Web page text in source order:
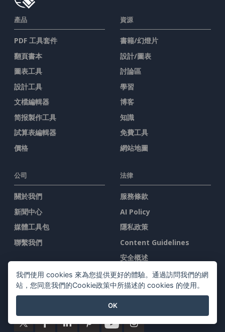
產品
PDF 工具套件
翻頁書本
圖表工具
設計工具
文檔編輯器
简报製作工具
試算表編輯器
價格
資源
書籍/幻燈片
設計/圖表
討論區
學習
博客
知識
免費工具
網站地圖
公司
關於我們
新聞中心
媒體工具包
聯繫我們
法律
服務條款
AI Policy
隱私政策
Content Guidelines
安全概述
舉報投訴
與我們聯系
我們使用 cookies 來為您提供更好的體驗。通過訪問我們的網
站，您同意我們的Cookie政策中所描述的 cookies 的使用。
OK